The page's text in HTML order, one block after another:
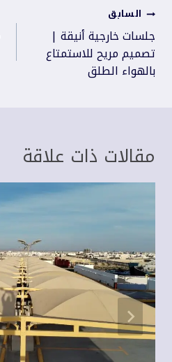
تصفّح
المقالات
السابق
جلسات خارجية أنيقة |
تصميم مريح للاستمتاع
بالهواء الطلق
مقالات ذات علاقة